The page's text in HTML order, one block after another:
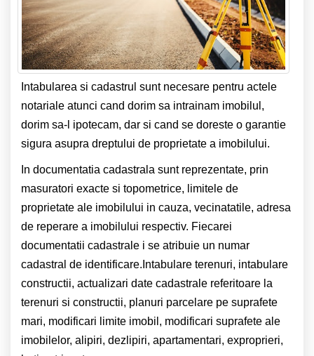
Intabularea si cadastrul sunt necesare pentru actele
notariale atunci cand dorim sa intrainam imobilul,
dorim sa-l ipotecam, dar si cand se doreste o garantie
sigura asupra dreptului de proprietate a imobilului.
In documentatia cadastrala sunt reprezentate, prin
masuratori exacte si topometrice, limitele de
proprietate ale imobilului in cauza, vecinatatile, adresa
de reperare a imobilului respectiv. Fiecarei
documentatii cadastrale i se atribuie un numar
cadastral de identificare. Intabulare terenuri, intabulare
constructii, actualizari date cadastrale referitoare la
terenuri si constructii, planuri parcelare pe suprafete
mari, modificari limite imobil, modificari suprafete ale
imobilelor, alipiri, dezlipiri, apartamentari, exproprieri,